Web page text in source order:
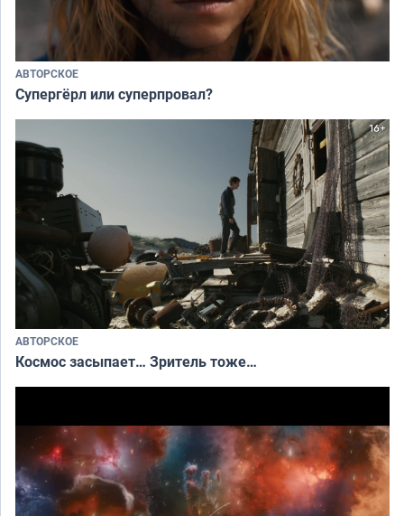
АВТОРСКОЕ
Супергёрл или суперпровал?
АВТОРСКОЕ
Космос засыпает… Зритель тоже…